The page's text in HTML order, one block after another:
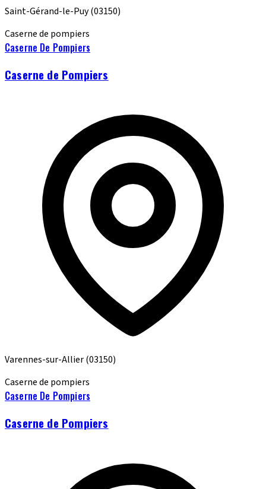
Saint-Gérand-le-Puy(03150)
Caserne de pompiers
Caserne De Pompiers
Caserne de Pompiers
Varennes-sur-Allier(03150)
Caserne de pompiers
Caserne De Pompiers
Caserne de Pompiers